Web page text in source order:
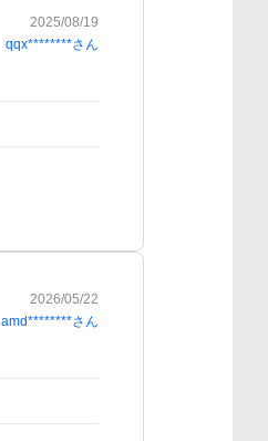
2025/08/19
qqx********さん
2026/05/22
amd********さん